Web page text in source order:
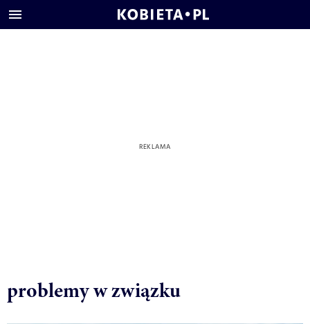
problemy w związku